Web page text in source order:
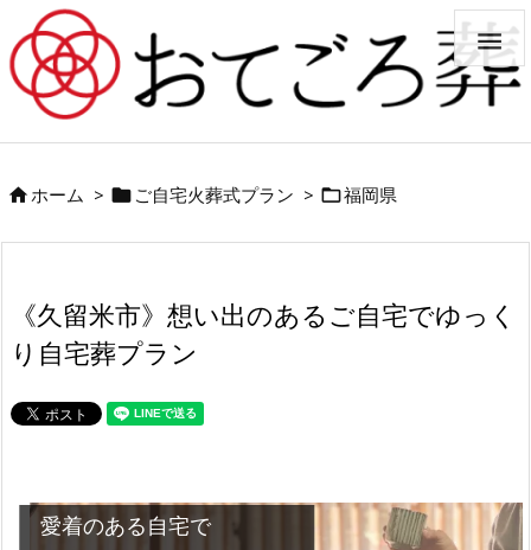

ホーム >  ご自宅火葬式プラン > 福岡県
《久留米市》想い出のあるご自宅でゆっく
り自宅葬プラン
愛着のある自宅で